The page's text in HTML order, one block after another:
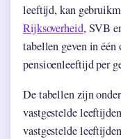
leeftijd, kan
Rijksoverheid, SVB
tabellen geven in
pensioenleeftijd per
De tabellen zijn
vastgestelde
vastgestelde